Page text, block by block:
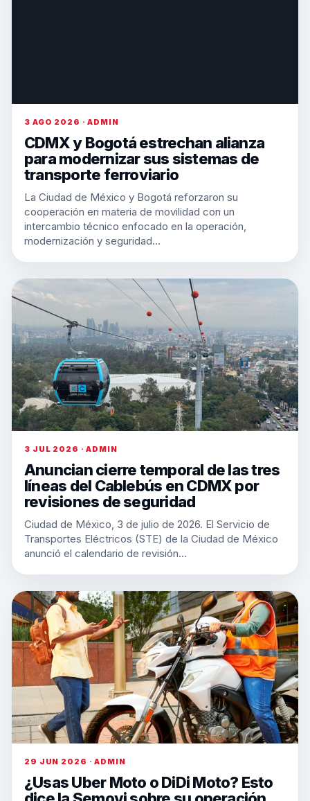
3 AGO 2026 · ADMIN
CDMX y Bogotá estrechan alianza
para modernizar sus sistemas de
transporte ferroviario
La Ciudad de México y Bogotá reforzaron su
cooperación en materia de movilidad con un
intercambio técnico enfocado en la operación,
modernización y seguridad…
3 JUL 2026 · ADMIN
Anuncian cierre temporal de las tres
líneas del Cablebús en CDMX por
revisiones de seguridad
Ciudad de México, 3 de julio de 2026. El Servicio de
Transportes Eléctricos (STE) de la Ciudad de México
anunció el calendario de revisión…
29 JUN 2026 · ADMIN
¿Usas Uber Moto o DiDi Moto? Esto